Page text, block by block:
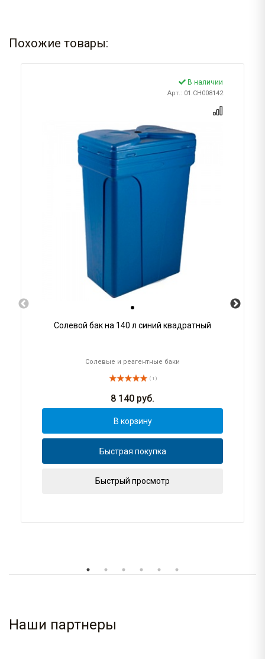
Похожие товары:
В наличии
Арт.: 01.CH008142
Солевой бак на 140 л синий квадратный
Солевые и реагентные баки
( 1 )
8 140 руб.
В корзину
Быстрая покупка
Быстрый просмотр
Наши партнеры